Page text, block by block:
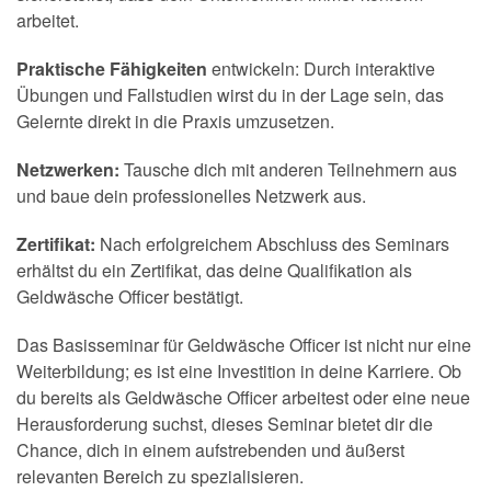
arbeitet.
Praktische Fähigkeiten entwickeln: Durch interaktive
Übungen und Fallstudien wirst du in der Lage sein, das
Gelernte direkt in die Praxis umzusetzen.
Netzwerken: Tausche dich mit anderen Teilnehmern aus
und baue dein professionelles Netzwerk aus.
Zertifikat: Nach erfolgreichem Abschluss des Seminars
erhältst du ein Zertifikat, das deine Qualifikation als
Geldwäsche Officer bestätigt.
Das Basisseminar für Geldwäsche Officer ist nicht nur eine
Weiterbildung; es ist eine Investition in deine Karriere. Ob
du bereits als Geldwäsche Officer arbeitest oder eine neue
Herausforderung suchst, dieses Seminar bietet dir die
Chance, dich in einem aufstrebenden und äußerst
relevanten Bereich zu spezialisieren.